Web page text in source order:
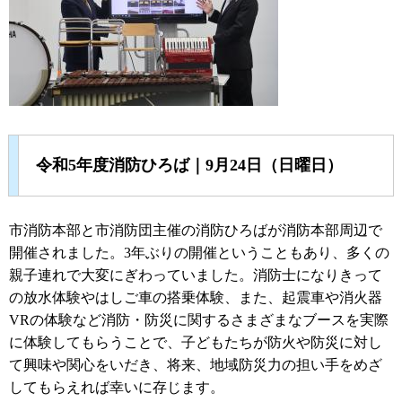
令和5年度消防ひろば｜9月24日（日曜日）
市消防本部と市消防団主催の消防ひろばが消防本部周辺で
開催されました。3年ぶりの開催ということもあり、多くの
親子連れで大変にぎわっていました。消防士になりきって
の放水体験やはしご車の搭乗体験、また、起震車や消火器
VRの体験など消防・防災に関するさまざまなブースを実際
に体験してもらうことで、子どもたちが防火や防災に対し
て興味や関心をいだき、将来、地域防災力の担い手をめざ
してもらえれば幸いに存じます。